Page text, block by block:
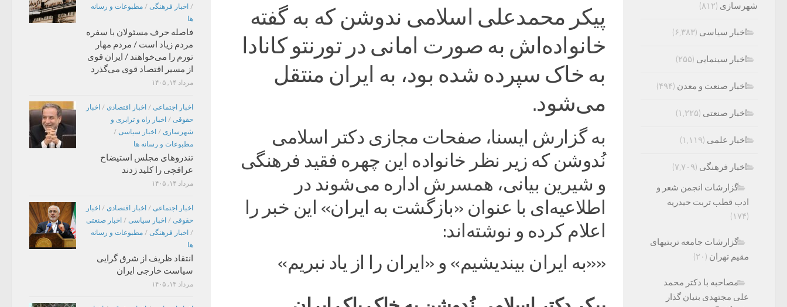
پیکر محمدعلی اسلامی ندوشن که به گفته
خانواده‌اش به صورت امانی در تورنتو کانادا
به خاک سپرده شده بود، به ایران منتقل
می‌شود.
به گزارش ایسنا، صفحات مجازی دکتر اسلامی
نُدوشن که زیر نظر خانواده این‌ چهره فقید فرهنگی
و شیرین بیانی، همسرش اداره می‌شوند در
اطلاعیه‌ای با عنوان «بازگشت به ایران» این خبر را
اعلام کرده و نوشته‌اند:
««به ایران بیندیشیم» و «ایران را از یاد نبریم»
/ اخبار فرهنگی / مطبوعات و رسانه
ها
فاصله حرف مسئولان با سفره
مردم زیاد است / مردم مهار
تورم را می‌خواهند / ایران قوی
از مسیر اقتصاد قوی می‌گذرد
مرداد ۱۴, ۱۴۰۵
اخبار اجتماعی / اخبار اقتصادی / اخبار
حقوقی / اخبار راه و ترابری و
شهرسازی / اخبار سیاسی /
مطبوعات و رسانه ها
تندروهای مجلس استیضاح
عراقچی را کلید زدند
مرداد ۱۴, ۱۴۰۵
اخبار اجتماعی / اخبار اقتصادی / اخبار
حقوقی / اخبار سیاسی / اخبار صنعتی
/ اخبار فرهنگی / مطبوعات و رسانه
ها
انتقاد ظریف از شرق گرایی
سیاست خارجی ایران
مرداد ۱۴, ۱۴۰۵
شهرسازی (۸۱۲)
اخبار سیاسی (۶,۳۸۳)
اخبار سینمایی (۲۵۵)
اخبار صنعت و معدن (۴۹۴)
اخبار صنعتی (۱,۲۲۵)
اخبار علمی (۱,۱۱۹)
اخبار فرهنگی (۷,۷۰۹)
گزارشات انجمن شعر و
ادب قطب تربت حیدریه
(۱۷۴)
گزارشات جامعه تربتیهای
مقیم تهران (۲۰)
مصاحبه با دکتر محمد
علی مجتهدی بنیان گذار